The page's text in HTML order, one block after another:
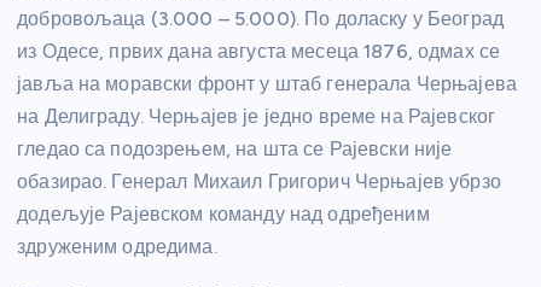
добровољаца (3.000 – 5.000). По доласку у Београд
из Одесе, првих дана августа месеца 1876, одмах се
јавља на моравски фронт у штаб генерала Черњајева
на Делиграду. Черњајев је једно време на Рајевског
гледао са подозрењем, на шта се Рајевски није
обазирао. Генерал Михаил Григорич Черњајев убрзо
додељује Рајевском команду над одређеним
здруженим одредима.